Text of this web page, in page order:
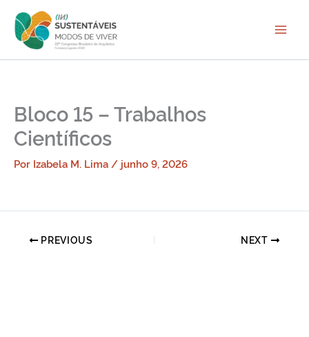
para
conteúdo
Bloco 15 – Trabalhos
Científicos
Por Izabela M. Lima / junho 9, 2026
PREVIOUS NEXT